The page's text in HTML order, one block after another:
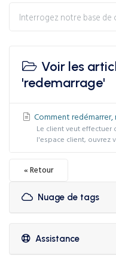
Voir les
'redemarrage'
Comment redémarrer,
Le client veut effectuer
l'espace client, ouvrez
« Retour
Nuage de tags
Assistance